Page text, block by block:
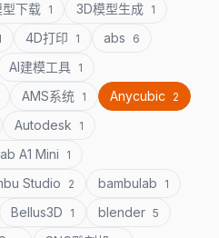
下载 1 3D模型生成 1
4D打印 1 abs 6
AI建模工具 1
AMS系统 1 Anycubic 2
Autodesk 1
A1 Mini 1
Studio 2 bambulab 1
Bellus3D 1 blender 5